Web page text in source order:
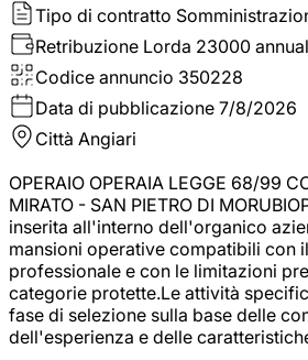
Tipo di contratto
Retribuzione Lorda 23000
Codice annuncio 350228
Data di pubblicazione 7/8/2026
Città Angiari
OPERAIO OPERAIA LEGGE 68/99
MIRATO - SAN PIETRO DI
inserita all'interno dell'organico
mansioni operative compatibili con
professionale e con le limitazioni
categorie protette.Le attività
fase di selezione sulla base delle
dell'esperienza e delle